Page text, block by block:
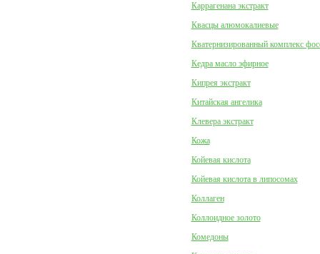
Каррагенана экстракт
Квасцы алюмокалиевые
Кватернизированный комплекс
Кедра масло эфирное
Кипрея экстракт
Китайская ангелика
Клевера экстракт
Кожа
Койевая кислота
Койевая кислота в липосомах
Коллаген
Коллоидное золото
Комедоны